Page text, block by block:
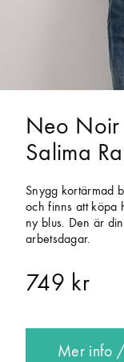
Neo Noir
Salima
Snygg kortärmad
och finns att köpa
ny blus. Den är
arbetsdagar.
749 kr
Mer info